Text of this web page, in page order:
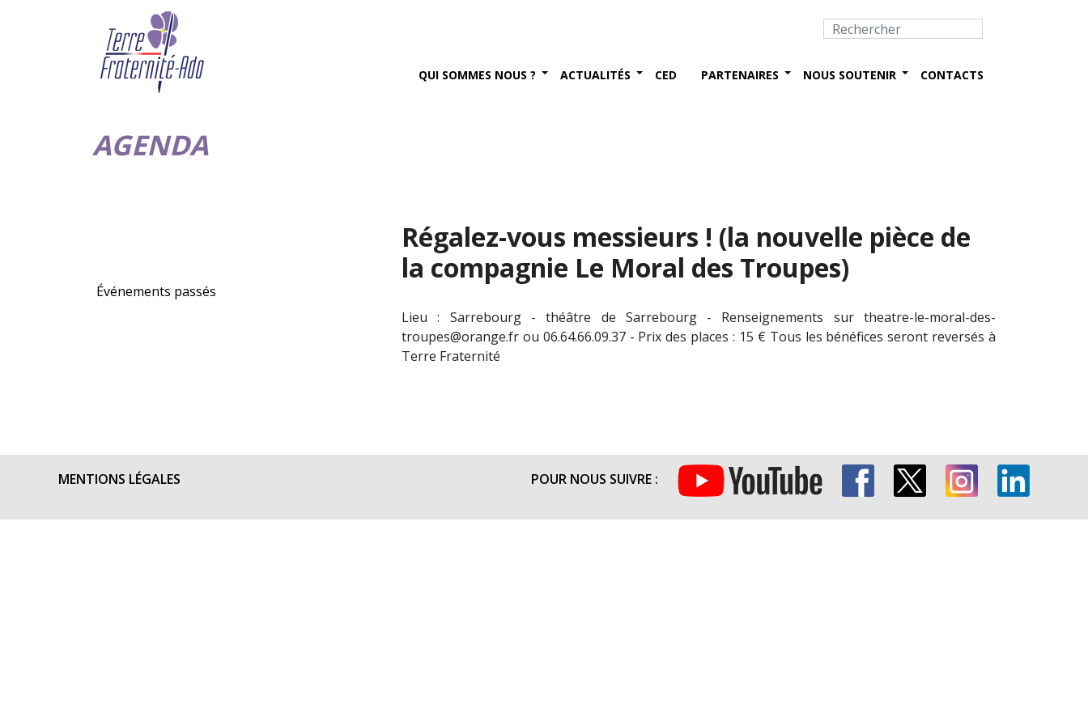
QUI SOMMES NOUS ? ACTUALITÉS CED PARTENAIRES NOUS SOUTENIR CONTACTS
AGENDA
Événements passés
Régalez-vous messieurs ! (la nouvelle pièce de
la compagnie Le Moral des Troupes)
Lieu : Sarrebourg - théâtre de Sarrebourg - Renseignements sur theatre-le-moral-des-
troupes@orange.fr ou 06.64.66.09.37 - Prix des places : 15 € Tous les bénéfices seront reversés à
Terre Fraternité
MENTIONS LÉGALES POUR NOUS SUIVRE :